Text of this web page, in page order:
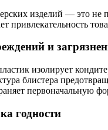
изделий — это
привлекательность
и
изолирует
блистера
первоначальную
годности